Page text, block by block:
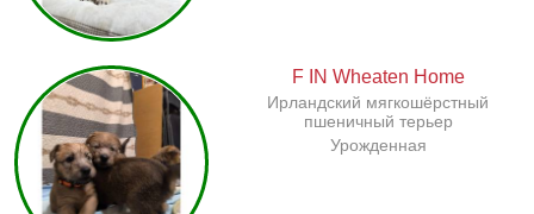
F IN Wheaten Home
Ирландский мягкошёрстный
пшеничный терьер
Урожденная